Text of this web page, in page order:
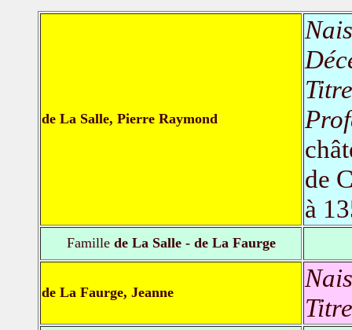
de La Salle, Pierre Raymond
de
à
Famillede La Salle - de La Faurge
de La Faurge, Jeanne